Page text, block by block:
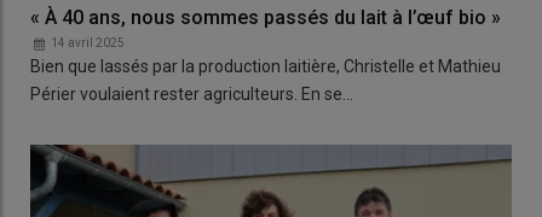
« À 40 ans, nous sommes passés du lait à l’œuf bio »
14 avril 2025
Bien que lassés par la production laitière, Christelle et Mathieu
Périer voulaient rester agriculteurs. En se…